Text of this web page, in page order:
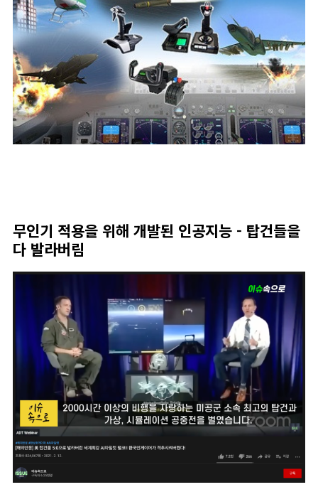
무인기 적용을 위해 개발된 인공지능 - 탑건들을
다 발라버림